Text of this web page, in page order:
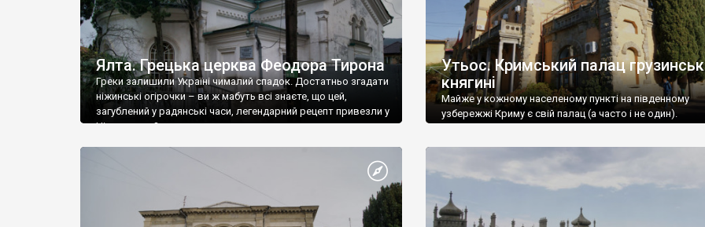
Ялта. Грецька церква Феодора Тирона
Греки залишили Україні чималий спадок. Достатньо згадати
ніжинські огірочки – ви ж мабуть всі знаєте, що цей,
загублений у радянські часи, легендарний рецепт привезли у
Ніжин греки?
Утьос. Кримський палац
княгині
Майже у кожному населеному пункті на південному
узбережжі Криму є свій палац (а часто і не один).